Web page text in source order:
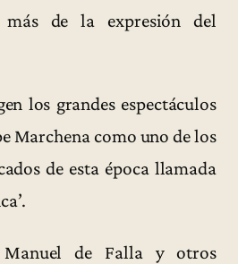
de la expresión del
los grandes espectáculos
Marchena como uno de los
de esta época llamada
de Falla y otros